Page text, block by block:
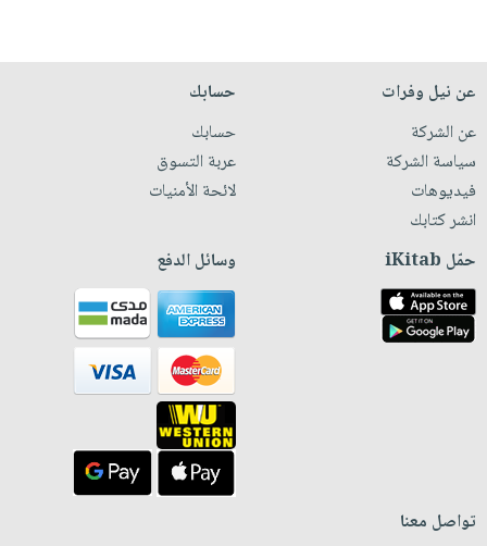
عن نيل وفرات
عن الشركة
سياسة الشركة
فيديوهات
انشر كتابك
حسابك
حسابك
عربة التسوق
لائحة الأمنيات
حمّل iKitab وسائل الدفع
تواصل معنا